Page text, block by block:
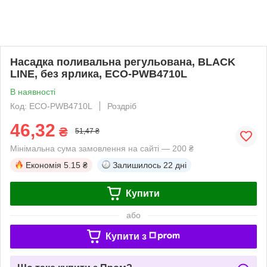
Насадка поливальна регульована, BLACK
LINE, без ярлика, ECO-PWB4710L
В наявності
Код: ECO-PWB4710L
Роздріб
46,32 ₴ 51,47 ₴
Мінімальна сума замовлення на сайті — 200 ₴
Економія 5.15 ₴ Залишилось 22 дні
Купити
або
Купити з